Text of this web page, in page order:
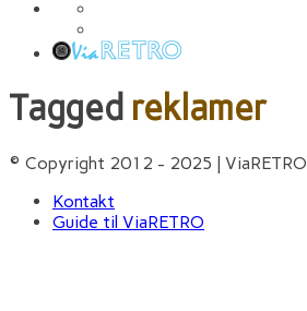
Tagged reklamer
© Copyright 2012 - 2025 | ViaRETRO
Kontakt
Guide til ViaRETRO